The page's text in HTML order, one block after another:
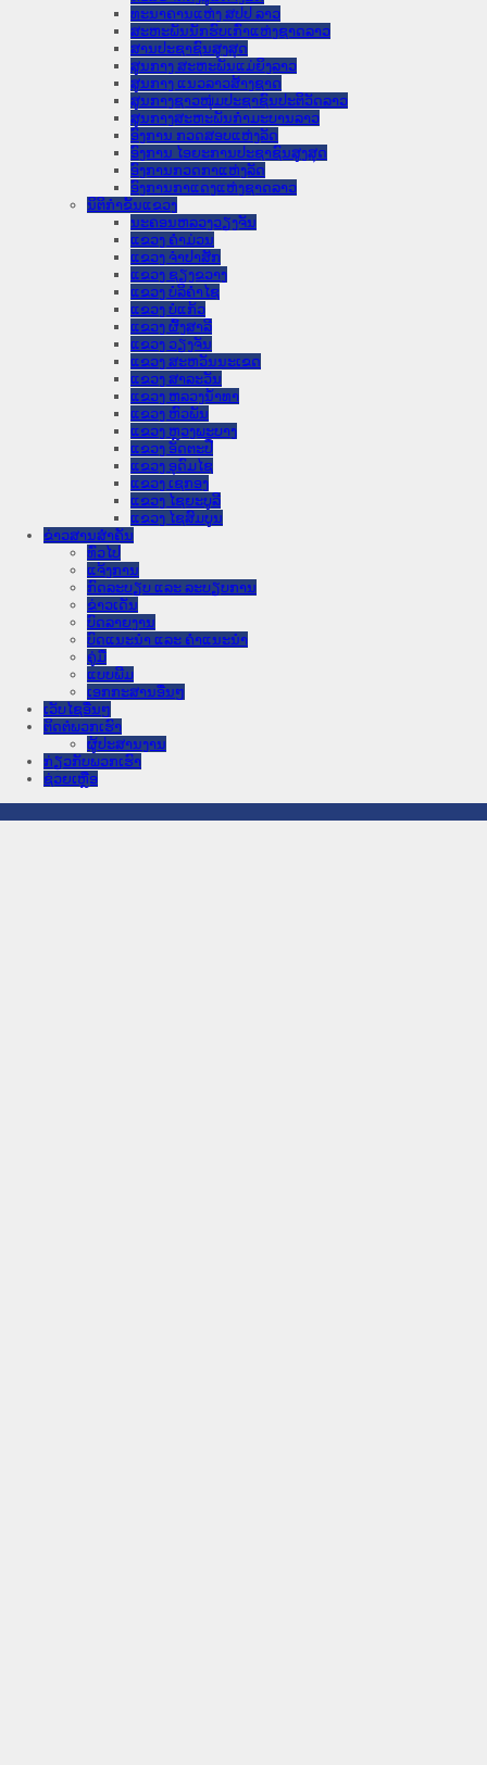
ທະນາຄານແຫ່ງ ສປປ ລາວ
ສະຫະພັນນັກຮົບເກົ່າແຫ່ງຊາດລາວ
ສານປະຊາຊົນສູງສຸດ
ສູນກາງ ສະຫະພັນແມ່ຍິງລາວ
ສູນກາງ ແນວລາວສ້າງຊາດ
ສູນກາງຊາວໜຸ່ມປະຊາຊົນປະຕິວັດລາວ
ສູນກາງສະຫະພັນກຳມະບານລາວ
ອົງການ ກວດສອບແຫ່ງລັດ
ອົງການ ໄອຍະການປະຊາຊົນສູງສຸດ
ອົງການກວດກາແຫ່ງລັດ
ອົງການກາແດງແຫ່ງຊາດລາວ
ນິຕິກໍາຂັ້ນແຂວງ
ນະ​ຄອນ​ຫລວງວຽງຈັນ
ແຂວງ ຄໍາມ່ວນ
ແຂວງ ຈໍາປາສັກ
ແຂວງ ຊຽງຂວາງ
ແຂວງ ບໍລິຄໍາໄຊ
ແຂວງ ບໍ່ແກ້ວ
ແຂວງ ຜົ້ງສາລີ
ແຂວງ ວຽງຈັນ
ແຂວງ ສະຫວັນນະເຂດ
ແຂວງ ສາລະວັນ
ແຂວງ ຫລວງນໍ້າທາ
ແຂວງ ຫົວພັນ
ແຂວງ ຫຼວງພະບາງ
ແຂວງ ອັດຕະປື
ແຂວງ ອຸດົມໄຊ
ແຂວງ ເຊກອງ
ແຂວງ ໄຊຍະບູລີ
ແຂວງ ໄຊສົມບູນ
ຂ່າວສານສໍາຄັນ
​ທົ່ວ​ໄປ
ແຈ້ງການ
ກົດລະບຽບ ແລະ ລະບຽບການ
ຂ່າວເດັ່ນ
ບົດລາຍງານ
ບົດແນະນໍາ ແລະ ຄໍາແນະນໍາ
ຄູ່ມື
ແບບພີມ
ເອກກະສານອື່ນໆ
ເວັບໄຊອື່ນໆ
ຕິດຕໍ່ພວກເຮົາ
ຜູ້ປະສານງານ
ກ່ຽວກັບພວກເຮົາ
ຊ່ວຍເຫຼືອ